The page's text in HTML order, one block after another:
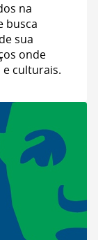
na
busca
sua
onde
e culturais.